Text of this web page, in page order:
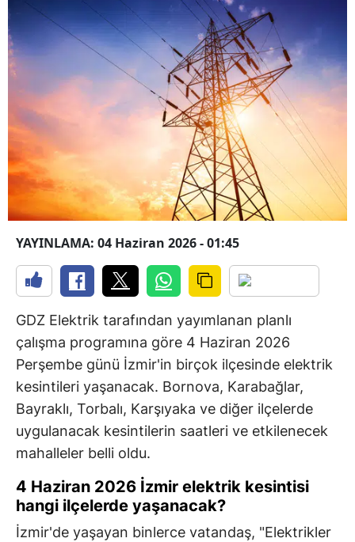
YAYINLAMA: 04 Haziran 2026 - 01:45
GDZ Elektrik tarafından yayımlanan planlı
çalışma programına göre 4 Haziran 2026
Perşembe günü İzmir'in birçok ilçesinde elektrik
kesintileri yaşanacak. Bornova, Karabağlar,
Bayraklı, Torbalı, Karşıyaka ve diğer ilçelerde
uygulanacak kesintilerin saatleri ve etkilenecek
mahalleler belli oldu.
4 Haziran 2026 İzmir elektrik kesintisi
hangi ilçelerde yaşanacak?
İzmir'de yaşayan binlerce vatandaş, "Elektrikler